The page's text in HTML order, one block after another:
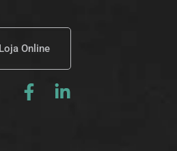
Loja Online